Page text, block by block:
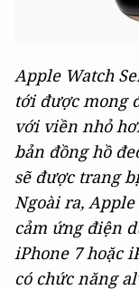
Apple Watch
tới được mong
với viền nhỏ
bản đồng hồ
sẽ được trang
Ngoài ra,
cảm ứng điện
iPhone 7 hoặc
có chức năng